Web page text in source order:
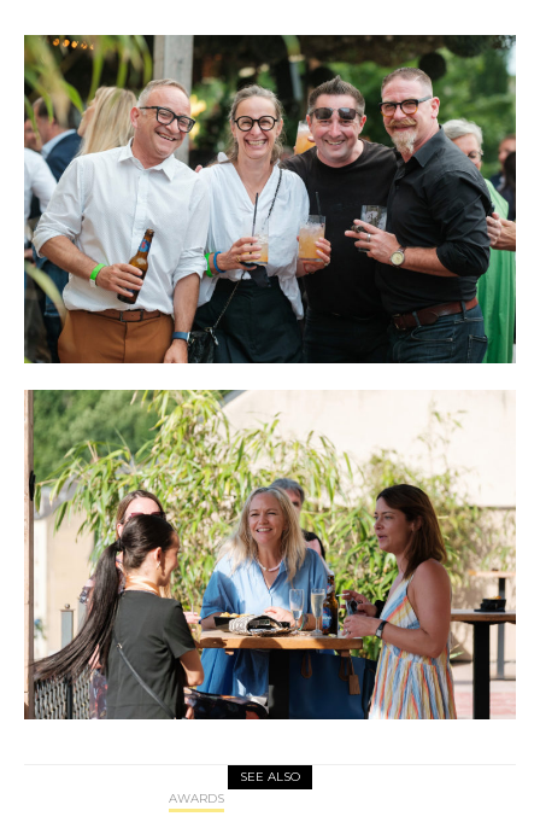
SEE ALSO
AWARDS